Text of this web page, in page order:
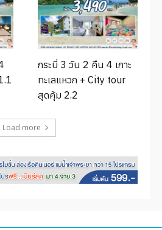
กระบี่ 3 วัน 2 คืน 4 เกาะ
ทะเลแหวก + City tour
สุดคุ้ม 2.2
Load more